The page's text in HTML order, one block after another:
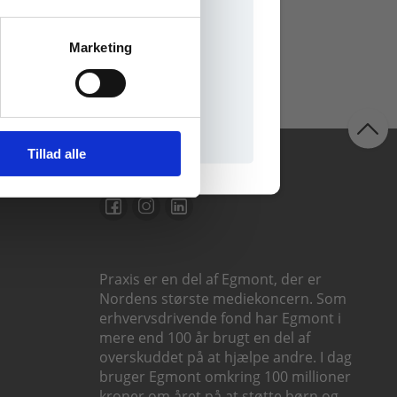
Marketing
Tillad alle
Følg os
Praxis er en del af Egmont, der er
Nordens største mediekoncern. Som
erhvervsdrivende fond har Egmont i
mere end 100 år brugt en del af
overskuddet på at hjælpe andre. I dag
bruger Egmont omkring 100 millioner